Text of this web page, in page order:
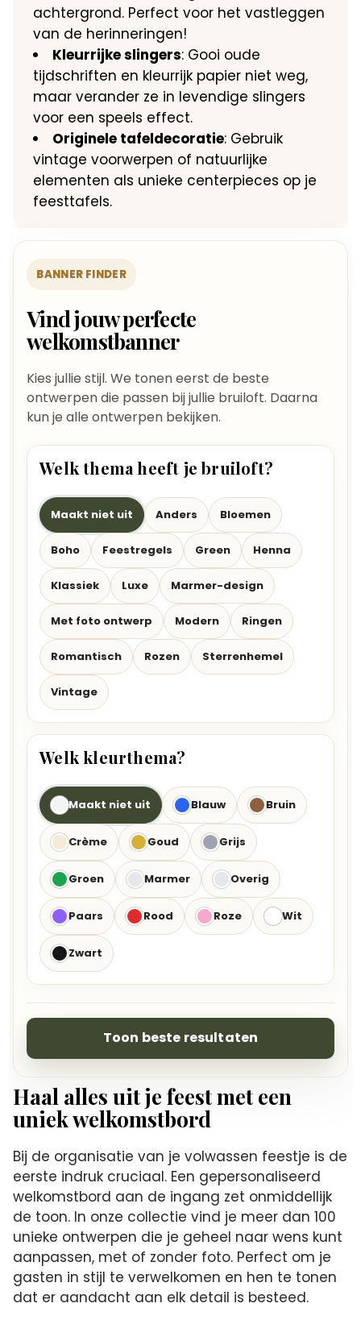
achtergrond. Perfect voor het vastleggen
van de herinneringen!
Kleurrijke slingers: Gooi oude
tijdschriften en kleurrijk papier niet weg,
maar verander ze in levendige slingers
voor een speels effect.
Originele tafeldecoratie: Gebruik
vintage voorwerpen of natuurlijke
elementen als unieke centerpieces op je
feesttafels.
BANNER FINDER
Vind jouw perfecte
welkomstbanner
Kies jullie stijl. We tonen eerst de beste
ontwerpen die passen bij jullie bruiloft. Daarna
kun je alle ontwerpen bekijken.
Welk thema heeft je bruiloft?
Maakt niet uit Anders Bloemen
Boho Feestregels Green Henna
Klassiek Luxe Marmer-design
Met foto ontwerp Modern Ringen
Romantisch Rozen Sterrenhemel
Vintage
Welk kleurthema?
Maakt niet uit Blauw Bruin
Crème Goud Grijs
Groen Marmer Overig
Paars Rood Roze Wit
Zwart
Toon beste resultaten
Haal alles uit je feest met een
uniek welkomstbord
Bij de organisatie van je volwassen feestje is de
eerste indruk cruciaal. Een gepersonaliseerd
welkomstbord aan de ingang zet onmiddellijk
de toon. In onze collectie vind je meer dan 100
unieke ontwerpen die je geheel naar wens kunt
aanpassen, met of zonder foto. Perfect om je
gasten in stijl te verwelkomen en hen te tonen
dat er aandacht aan elk detail is besteed.